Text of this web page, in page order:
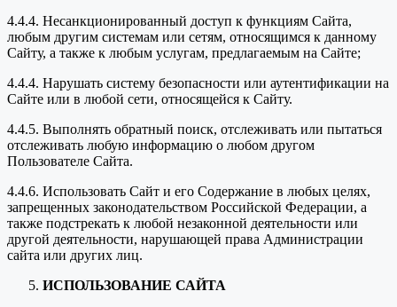
4.4.4. Несанкционированный доступ к функциям Сайта,
любым другим системам или сетям, относящимся к данному
Сайту, а также к любым услугам, предлагаемым на Сайте;
4.4.4. Нарушать систему безопасности или аутентификации на
Сайте или в любой сети, относящейся к Сайту.
4.4.5. Выполнять обратный поиск, отслеживать или пытаться
отслеживать любую информацию о любом другом
Пользователе Сайта.
4.4.6. Использовать Сайт и его Содержание в любых целях,
запрещенных законодательством Российской Федерации, а
также подстрекать к любой незаконной деятельности или
другой деятельности, нарушающей права Администрации
сайта или других лиц.
ИСПОЛЬЗОВАНИЕ САЙТА